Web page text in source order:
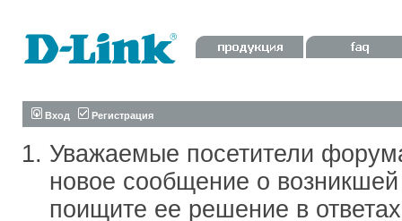
Вход Регистрация
Уважаемые посетители
новое сообщение о
поищите ее решение в